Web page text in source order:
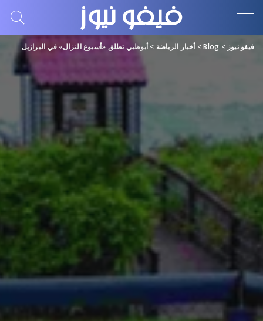
فيفو نيوز >
Blog
> أخبار الرياضة > أبوظبي تطلق «أسبوع النزال» في البرازيل